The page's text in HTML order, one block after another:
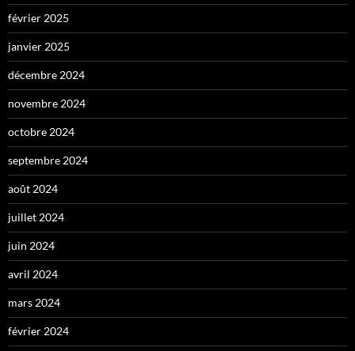
février 2025
janvier 2025
décembre 2024
novembre 2024
octobre 2024
septembre 2024
août 2024
juillet 2024
juin 2024
avril 2024
mars 2024
février 2024